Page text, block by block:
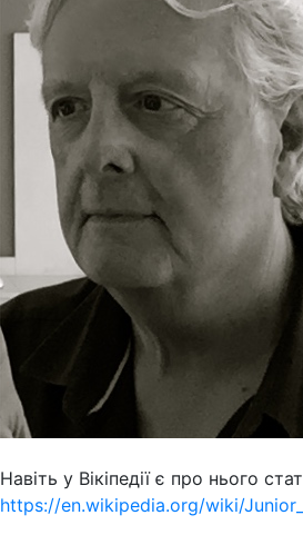
Навіть у Вікіпедії є про нього
https://en.wikipedia.org/wiki/